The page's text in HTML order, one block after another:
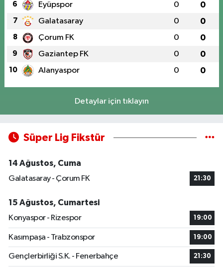
6 Eyüpspor 0 0
7 Galatasaray 0 0
8 Çorum FK 0 0
9 Gaziantep FK 0 0
10 Alanyaspor 0 0
Detaylar için tıklayın
Süper Lig Fikstür
14 Ağustos, Cuma
Galatasaray - Çorum FK
21:30
15 Ağustos, Cumartesi
Konyaspor - Rizespor
19:00
Kasımpaşa - Trabzonspor 19:00
Gençlerbirliği S.K. - Fenerbahçe 21:30